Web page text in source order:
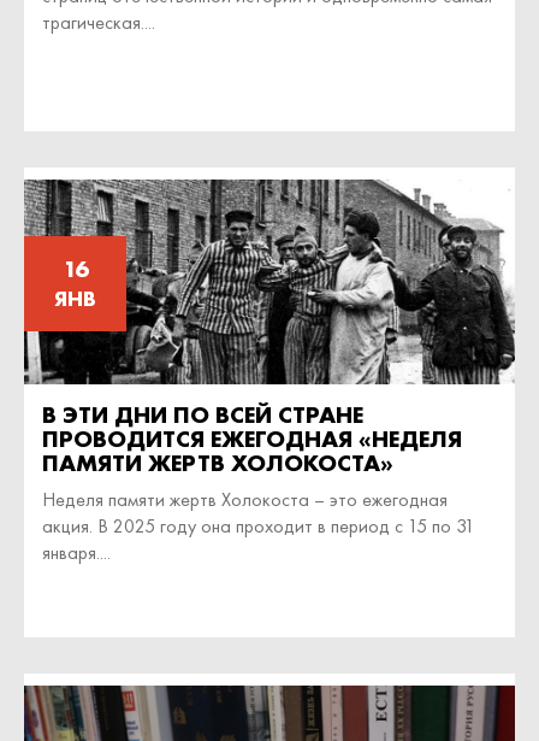
трагическая....
16
ЯНВ
В ЭТИ ДНИ ПО ВСЕЙ СТРАНЕ
ПРОВОДИТСЯ ЕЖЕГОДНАЯ «НЕДЕЛЯ
ПАМЯТИ ЖЕРТВ ХОЛОКОСТА»
Неделя памяти жертв Холокоста – это ежегодная
акция. В 2025 году она проходит в период с 15 по 31
января....